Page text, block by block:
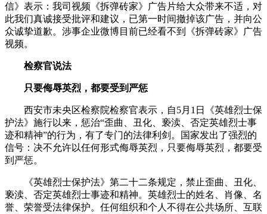
信》表示：我司视频《拆弹砖家》广告片给大众带来不适，对
此我们真诚接受批评和建议，已第一时间撤掉该广告，并向公
众诚挚道歉。涉事企业微博目前已经看不到《拆弹砖家》广告
视频。
检察官说法
只要侮辱英烈，都要受到严惩
西安市未央区检察院检察官表示，自5月1日《英雄烈士保
护法》施行以来，惩治“歪曲、丑化、亵渎、否定英雄烈士事
迹和精神”的行为，有了专门的法律利剑。国家发出了强烈的
信号：决不允许以任何形式侮辱英烈，只要侮辱英烈，都要受
到严惩。
《英雄烈士保护法》第二十二条规定，禁止歪曲、丑化、
亵渎、否定英雄烈士事迹和精神。英雄烈士的姓名、肖像、名
誉、荣誉受法律保护。任何组织和个人不得在公共场所、互联